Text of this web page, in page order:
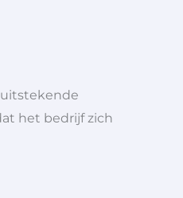
het bedrijf zich